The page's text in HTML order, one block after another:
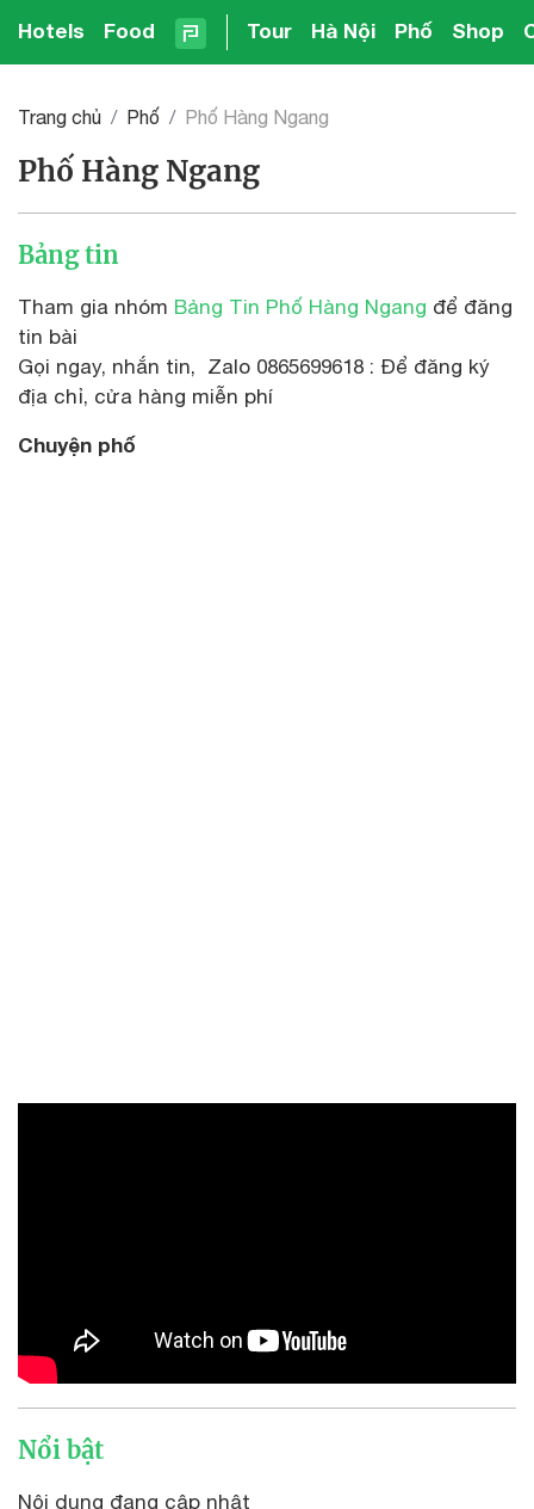
Hotels Food Tour Hà Nội Phố Shop
Trang chủ Phố Phố Hàng Ngang
Phố Hàng Ngang
Bảng tin
Tham gia nhóm Bảng Tin Phố Hàng Ngang để đăng
tin bài
Gọi ngay, nhắn tin, Zalo 0865699618 : Để đăng ký
địa chỉ, cửa hàng miễn phí
Chuyện phố
Nổi bật
Nội dung đang cập nhật